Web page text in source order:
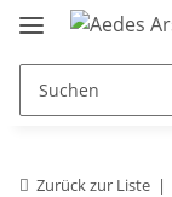
Zurück zur Liste